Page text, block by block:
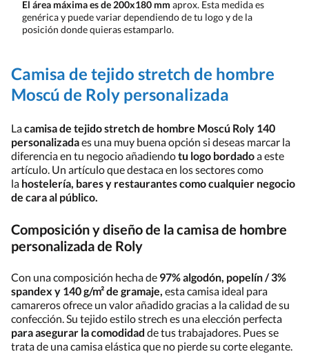
El área máxima es de 200x180 mm aprox. Esta medida es
genérica y puede variar dependiendo de tu logo y de la
posición donde quieras estamparlo.
Camisa de tejido stretch de hombre
Moscú de Roly personalizada
Lacamisa de tejido stretch de hombre Moscú Roly 140
personalizadaes una muy buena opción si deseas marcar la
diferencia en tu negocio añadiendotu logo bordadoa este
artículo. Un artículo que destaca en los sectores como
la hostelería, bares y restaurantes como cualquier negocio
de cara al público.
Composición y diseño de la camisa de hombre
personalizada de Roly
Con una composición hecha de 97% algodón, popelín / 3%
spandex y 140 g/m² de gramaje, esta camisa ideal para
camareros ofrece un valor añadido gracias a la calidad de su
confección. Su tejido estilo strech es una elección perfecta
para asegurar la comodidad de tus trabajadores. Pues se
trata de una camisa elástica que no pierde su corte elegante.